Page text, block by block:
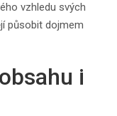
vzhledu svých
působit dojmem
i